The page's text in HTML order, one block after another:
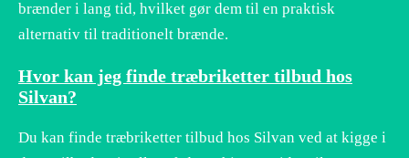
brænder i lang tid, hvilket gør dem til en praktisk
alternativ til traditionelt brænde.
Hvor kan jeg finde træbriketter tilbud hos
Silvan?
Du kan finde træbriketter tilbud hos Silvan ved at kigge i